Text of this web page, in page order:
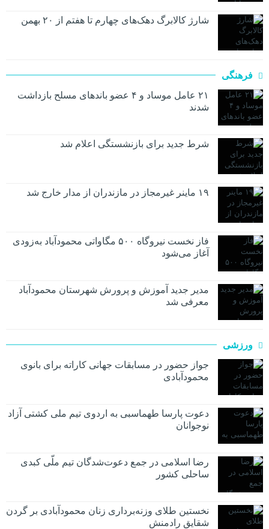
شارژ کالابرگ دهک‌های چهارم تا هفتم از ۲۰ بهمن
فرهنگی
۲۱ عامل موساد و ۴ عضو باند‌های مسلح بازداشت
شدند
شرط جدید برای بازنشستگی اعلام شد
۱۹ ماینر غیرمجاز در مازندران از مدار خارج شد
فاز نخست نیروگاه ۵۰۰ مگاواتی محمودآباد به‌زودی
آغاز می‌شود
مدیر جدید آموزش و پرورش شهرستان محمودآباد
معرفی شد
ورزشی
جواز حضور در مسابقات جهانی کاراته برای بانوی
محمودآبادی
دعوت پارسا طهماسبی به اردوی تیم ملی کشتی آزاد
نوجوانان
رضا اسلامی در جمع دعوت‌شدگان تیم ملّی کبدی
ساحلی کشور
نخستین طلای وزنه‌برداری زنان محمودآبادی بر گردن
شقایق رادمنش